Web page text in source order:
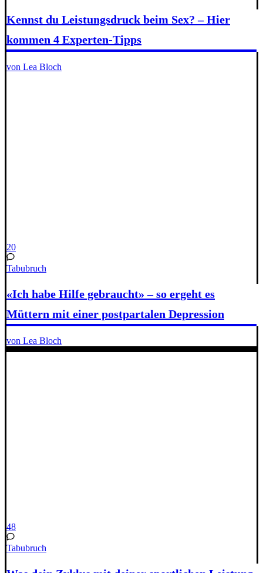
Kennst du Leistungsdruck beim Sex? – Hier
kommen 4 Experten-Tipps
von Lea Bloch
20
Tabubruch
«Ich habe Hilfe gebraucht» – so ergeht es
Müttern mit einer postpartalen Depression
von Lea Bloch
48
Tabubruch